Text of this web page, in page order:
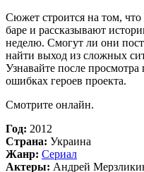
Сюжет строится на том, что
баре и рассказывают
неделю. Смогут ли они
найти выход из сложных
Узнавайте после просмотра
ошибках героев проекта.
Смотрите онлайн.
Год: 2012
Страна: Украина
Жанр: Сериал
Актеры: Андрей